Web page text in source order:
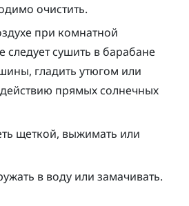
очистить.
при комнатной
следует сушить в барабане
гладить утюгом или
прямых солнечных
щеткой, выжимать или
в воду или замачивать.